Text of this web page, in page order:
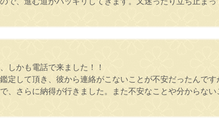
しかも電話で来ました！！
定して頂き、彼から連絡がこないことが不安だったんで
、さらに納得が行きました。また不安なことや分からな